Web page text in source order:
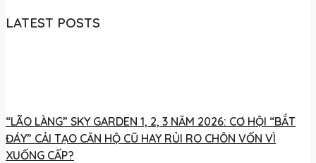
LATEST POSTS
“LÃO LÀNG” SKY GARDEN 1, 2, 3 NĂM 2026: CƠ HỘI “BẮT
ĐÁY” CẢI TẠO CĂN HỘ CŨ HAY RỦI RO CHÔN VỐN VÌ
XUỐNG CẤP?